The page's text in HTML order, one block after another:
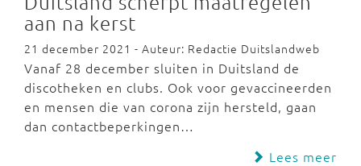
aan na kerst
21 december 2021 - Auteur: Redactie Duitslandweb
Vanaf 28 december sluiten in Duitsland de
discotheken en clubs. Ook voor gevaccineerden
en mensen die van corona zijn hersteld, gaan
dan contactbeperkingen…
Lees meer